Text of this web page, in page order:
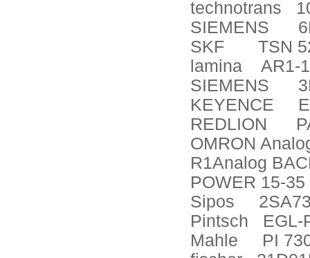
technotrans
SIEMENS
SKF
TSN
lamina
AR1-
SIEMENS
KEYENCE
REDLION
OMRON
R1Analog
POWER 15-35
Sipos
Pintsch
EGL-
Mahle
PI